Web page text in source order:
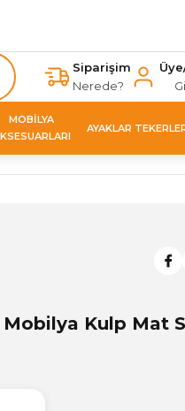
Siparişim
Nerede?
MOBİLYA
AYAKLAR
Kulp Mat